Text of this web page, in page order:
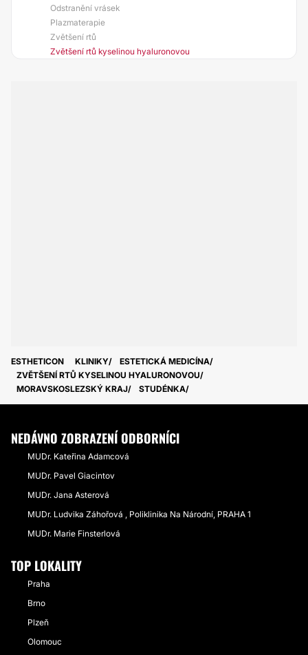
Odstranění vrásek
Plazmaterapie
Zvětšení rtů
Zvětšení rtů kyselinou hyaluronovou
ESTHETICON KLINIKY
ESTETICKÁ MEDICÍNA
ZVĚTŠENÍ RTŮ KYSELINOU HYALURONOVOU
MORAVSKOSLEZSKÝ KRAJ
STUDÉNKA
NEDÁVNO ZOBRAZENÍ ODBORNÍCI
MUDr. Kateřina Adamcová
MUDr. Pavel Giacintov
MUDr. Jana Asterová
MUDr. Ludvika Záhořová , Poliklinika Na Národní, PRAHA 1
MUDr. Marie Finsterlová
TOP LOKALITY
Praha
Brno
Plzeň
Olomouc